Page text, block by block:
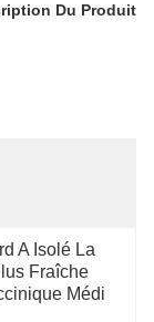
Du Produit
A Isolé La
Fraîche
Médi